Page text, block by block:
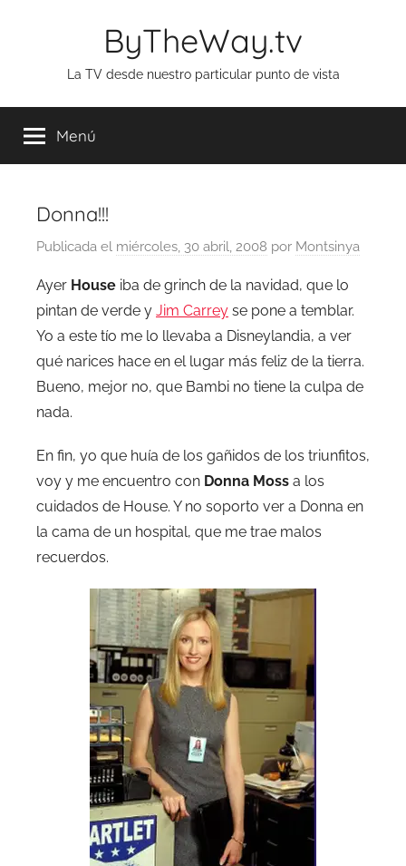
ByTheWay.tv
La TV desde nuestro particular punto de vista
Menú
Donna!!!
Publicada el miércoles, 30 abril, 2008 por Montsinya
Ayer House iba de grinch de la navidad, que lo
pintan de verde y Jim Carrey se pone a temblar.
Yo a este tío me lo llevaba a Disneylandia, a ver
qué narices hace en el lugar más feliz de la tierra.
Bueno, mejor no, que Bambi no tiene la culpa de
nada.
En fin, yo que huía de los gañidos de los triunfitos,
voy y me encuentro con Donna Moss a los
cuidados de House. Y no soporto ver a Donna en
la cama de un hospital, que me trae malos
recuerdos.